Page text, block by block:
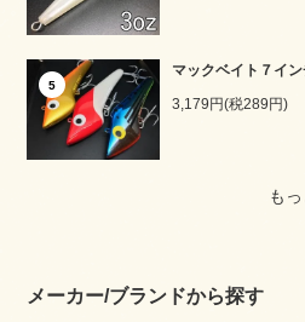
5
マックベイト７イ
3,179円(税289円)
も
メーカー/ブランドから探す